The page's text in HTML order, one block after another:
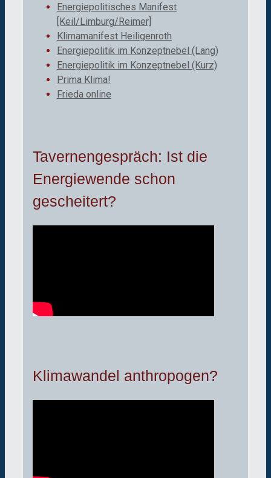
Energiepolitisches Manifest
[Keil/Limburg/Reimer]
Klimamanifest Heiligenroth
Energiepolitik im Konzeptnebel (Lang)
Energiepolitik im Konzeptnebel (Kurz)
Prima Klima!
Frieda online
Tavernengespräch: Ist die
Energiewende schon
gescheitert?
Klimawandel anthropogen?